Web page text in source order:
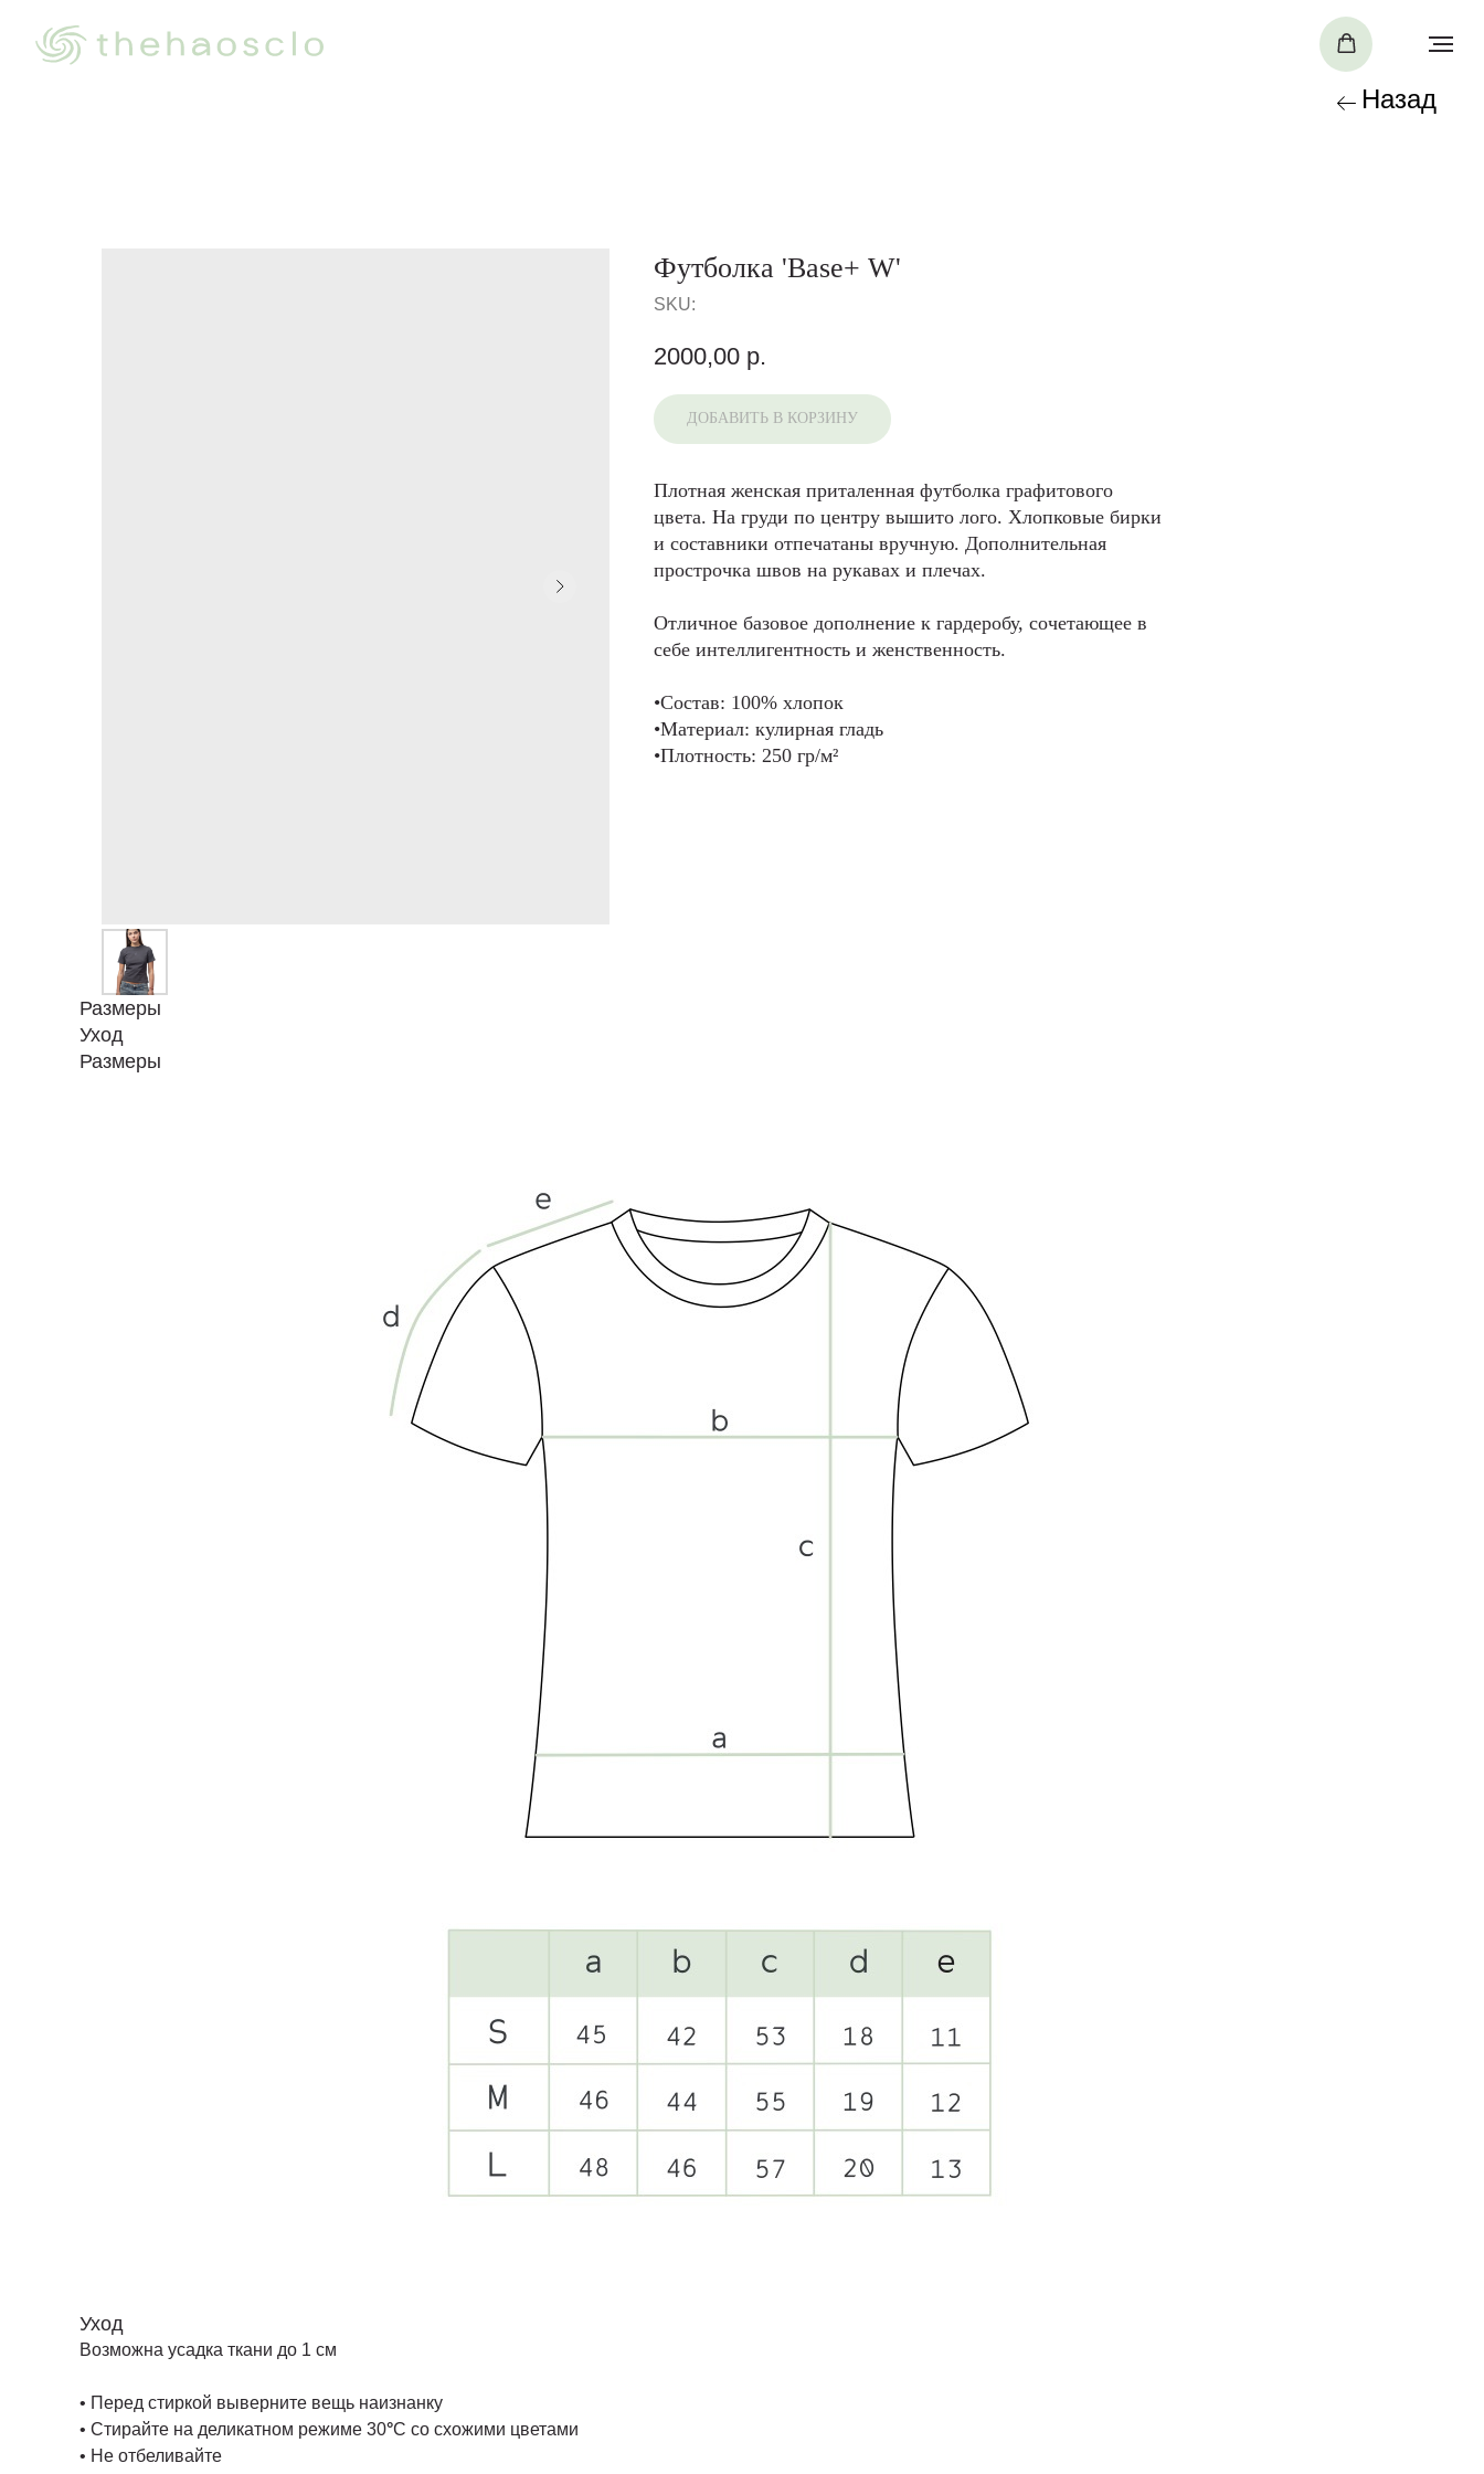
Назад
Футболка 'Base+ W'
SKU:
2000,00 р.
ДОБАВИТЬ В КОРЗИНУ
Плотная женская приталенная футболка графитового
цвета. На груди по центру вышито лого. Хлопковые бирки
и составники отпечатаны вручную. Дополнительная
прострочка швов на рукавах и плечах.
Отличное базовое дополнение к гардеробу, сочетающее в
себе интеллигентность и женственность.
•Состав: 100% хлопок
•Материал: кулирная гладь
•Плотность: 250 гр/м²
Размеры
Уход
Размеры
Уход
Возможна усадка ткани до 1 см
• Перед стиркой выверните вещь наизнанку
• Стирайте на деликатном режиме 30°C со схожими цветами
• Не отбеливайте